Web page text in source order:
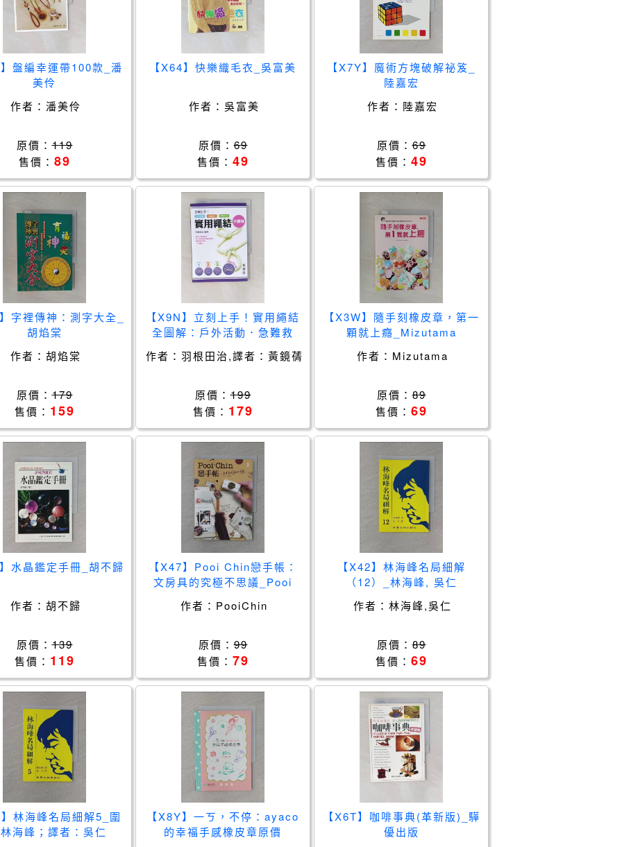
】盤編幸運帶100款_潘
美伶
作者： 潘美伶
原價：119
售價： 89
【X64】快樂織毛衣_吳富美
作者： 吳富美
原價：69
售價： 49
【X7Y】魔術方塊破解祕笈_
陸嘉宏
作者： 陸嘉宏
原價：69
售價： 49
字裡傳神：測字大全_
胡焰棠
作者： 胡焰棠
原價：179
售價： 159
【X9N】立刻上手！實用繩結
全圖解：戶外活動．急難救
治, 譯者：黃鏡蒨
作者： 羽根田治,譯者：黃鏡蒨
原價：199
售價： 179
【X3W】隨手刻橡皮章，第一
顆就上癮_Mizutama
作者： Mizutama
原價：89
售價： 69
】水晶鑑定手冊_胡不歸
作者： 胡不歸
原價：139
售價： 119
【X47】Pooi Chin戀手帳：
文房具的究極不思議_Pooi
作者： PooiChin
原價：99
售價： 79
【X42】林海峰名局細解
（12）_林海峰, 吳仁
作者： 林海峰,吳仁
原價：89
售價： 69
】林海峰名局細解5_圍
海峰；譯者：吳仁
【X8Y】一ㄎ，不停：ayaco
的幸福手感橡皮章原價
【X6T】咖啡事典(革新版)_驊
優出版